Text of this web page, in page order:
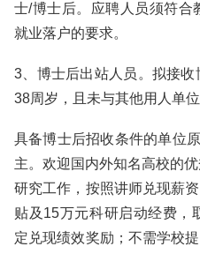
士/博士后。应聘人员须符合
就业落户的要求。
3、博士后出站人员。拟接
38周岁，且未与其他用人单
具备博士后招收条件的单位
主。欢迎国内外知名高校的
研究工作，按照讲师兑现薪
贴及15万元科研启动经费，
定兑现绩效奖励；不需学校